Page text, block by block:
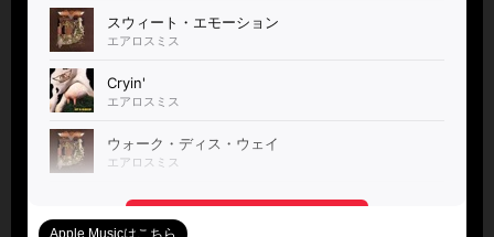
Apple Musicはこちら